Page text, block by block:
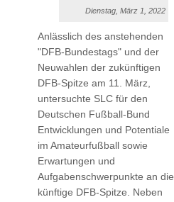
Dienstag, März 1, 2022
Anlässlich des anstehenden
"DFB-Bundestags" und der
Neuwahlen der zukünftigen
DFB-Spitze am 11. März,
untersuchte SLC für den
Deutschen Fußball-Bund
Entwicklungen und Potentiale
im Amateurfußball sowie
Erwartungen und
Aufgabenschwerpunkte an die
künftige DFB-Spitze. Neben